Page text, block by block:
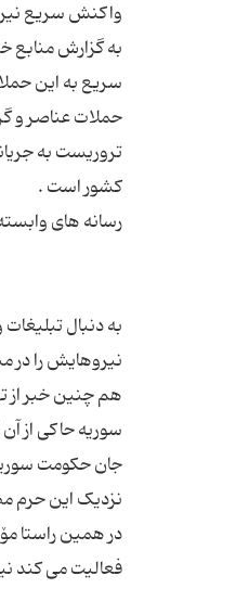
به گزارش
حملات عناصر و
تروریست به
به دنبال
هم چنین خبر از
سوریه حاکی از
جان حکومت سوریه
در همین راستا